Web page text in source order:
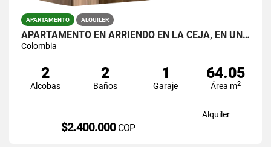
APARTAMENTO ALQUILER
APARTAMENTO EN ARRIENDO EN LA CEJA, EN UNIDAD CERRADA.
Colombia
2
Alcobas
2
Baños
1
Garaje
64.05
Área m2
Alquiler
$2.400.000 COP